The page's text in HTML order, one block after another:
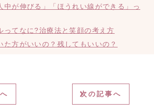
中が伸びる」「ほうれい線ができる」っ
ってなに?治療法と笑顔の考え方
た方がいいの？残してもいいの？
次の記事へ